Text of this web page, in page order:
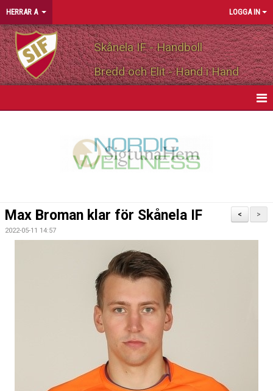
HERRAR A LOGGA IN
Skånela IF - Handboll
Bredd och Elit - Hand i Hand
TRUPPEN
>
<
Max Broman klar för Skånela IF
2022-05-11 14:57